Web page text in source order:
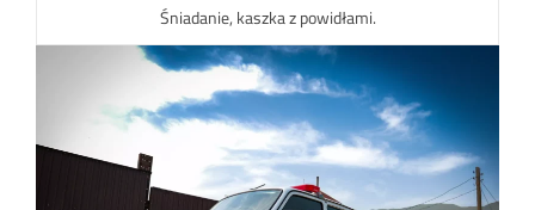
Śniadanie, kaszka z powidłami.